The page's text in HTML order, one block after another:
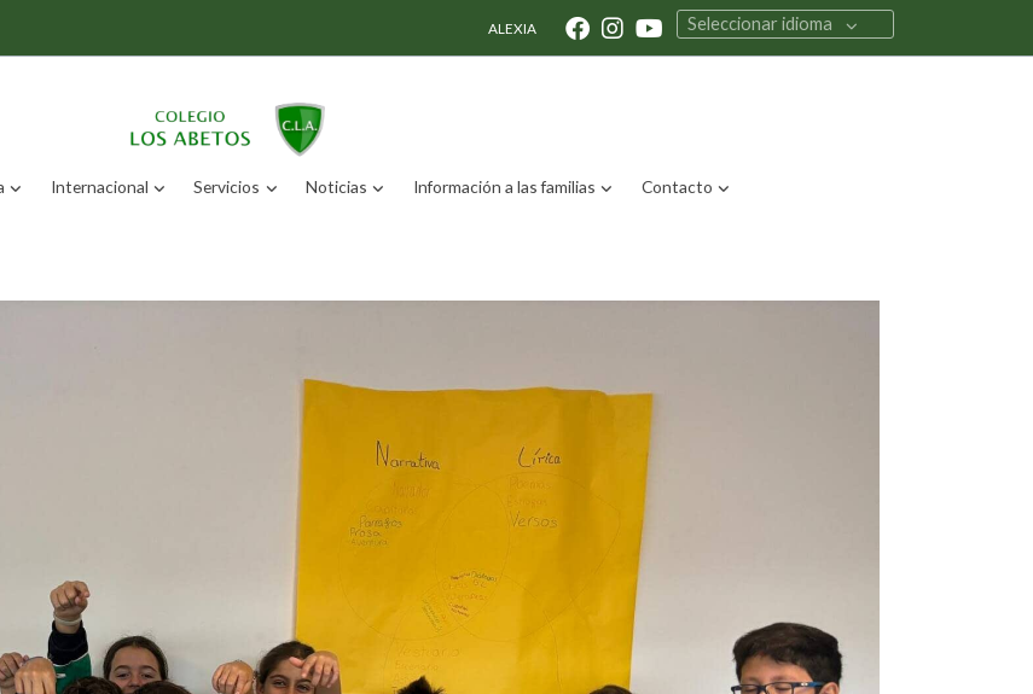
ALEXIA Seleccionar idioma
Internacional Servicios Noticias Información a las familias Contacto